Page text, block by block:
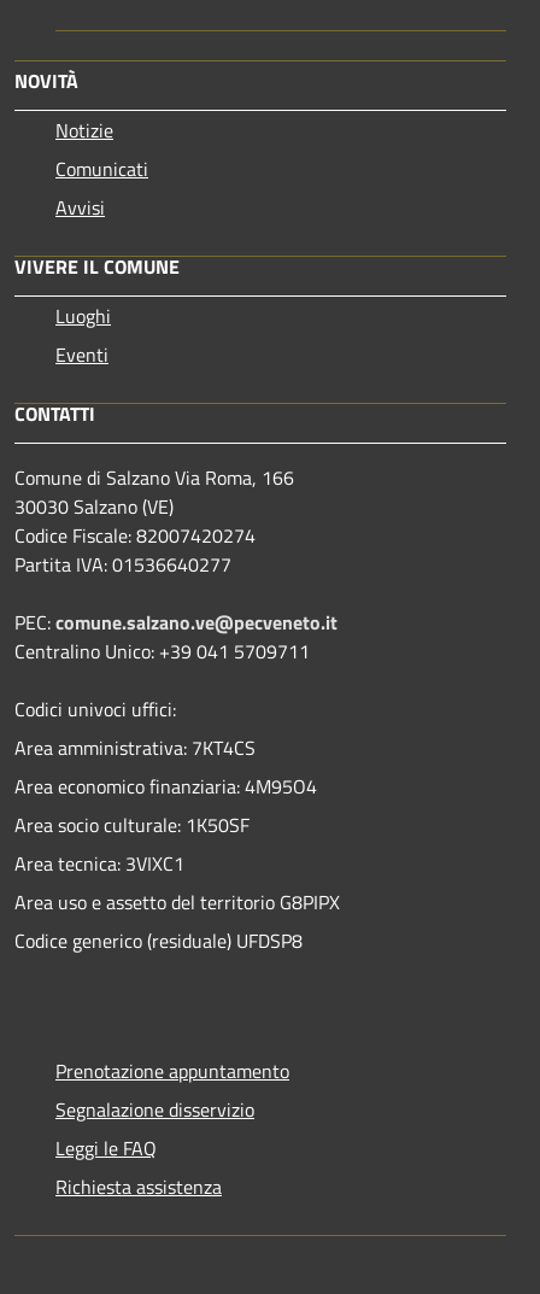
NOVITÀ
Notizie
Comunicati
Avvisi
VIVERE IL COMUNE
Luoghi
Eventi
CONTATTI
Comune di Salzano Via Roma, 166
30030 Salzano (VE)
Codice Fiscale: 82007420274
Partita IVA: 01536640277
PEC:comune.salzano.ve@pecveneto.it
Centralino Unico: +39 041 5709711
Codici univoci uffici:
Area amministrativa: 7KT4CS
Area economico finanziaria: 4M95O4
Area socio culturale: 1K50SF
Area tecnica: 3VIXC1
Area uso e assetto del territorio G8PIPX
Codice generico (residuale) UFDSP8
Prenotazione appuntamento
Segnalazione disservizio
Leggi le FAQ
Richiesta assistenza